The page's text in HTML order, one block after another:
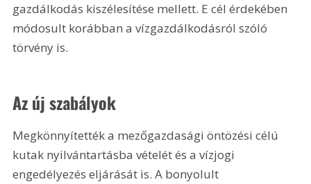
gazdálkodás kiszélesítése mellett. E cél érdekében
módosult korábban a vízgazdálkodásról szóló
törvény is.
Az új szabályok
Megkönnyítették a mezőgazdasági öntözési célú
kutak nyilvántartásba vételét és a vízjogi
engedélyezés eljárását is. A bonyolult